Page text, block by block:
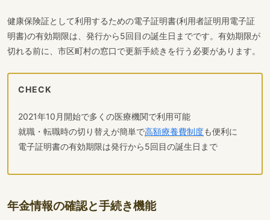
健康保険証として利用するための電子証明書(利用者証明用電子証
明書)の有効期限は、発行から5回目の誕生日までです。有効期限が
切れる前に、市区町村の窓口で更新手続きを行う必要があります。
CHECK
2021年10月開始で多くの医療機関で利用可能
就職・転職時の切り替えが簡単で高額療養費制度も便利に
電子証明書の有効期限は発行から5回目の誕生日まで
年金情報の確認と手続き機能